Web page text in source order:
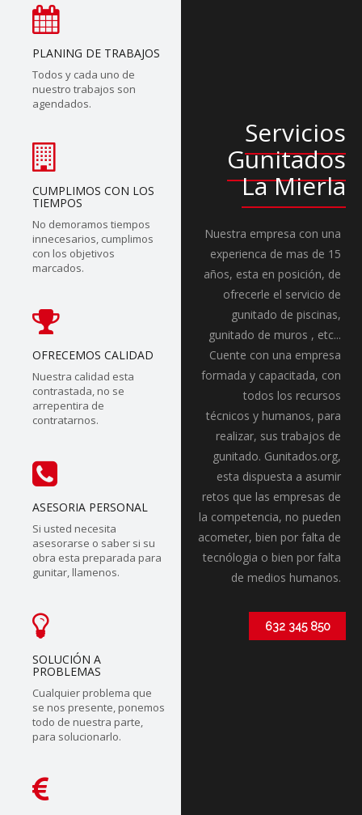
PLANING DE TRABAJOS
Todos y cada uno de
nuestro trabajos son
agendados.
CUMPLIMOS CON LOS
TIEMPOS
No demoramos tiempos
innecesarios, cumplimos
con los objetivos
marcados.
OFRECEMOS CALIDAD
Nuestra calidad esta
contrastada, no se
arrepentira de
contratarnos.
ASESORIA PERSONAL
Si usted necesita
asesorarse o saber si su
obra esta preparada para
gunitar, llamenos.
SOLUCIÓN A
PROBLEMAS
Cualquier problema que
se nos presente, ponemos
todo de nuestra parte,
para solucionarlo.
Servicios
Gunitados
La Mierla
Nuestra empresa con una
experienca de mas de 15
años, esta en posición, de
ofrecerle el servicio de
gunitado de piscinas,
gunitado de muros , etc...
Cuente con una empresa
formada y capacitada, con
todos los recursos
técnicos y humanos, para
realizar, sus trabajos de
gunitado. Gunitados.org,
esta dispuesta a asumir
retos que las empresas de
la competencia, no pueden
acometer, bien por falta de
tecnólogia o bien por falta
de medios humanos.
632 345 850